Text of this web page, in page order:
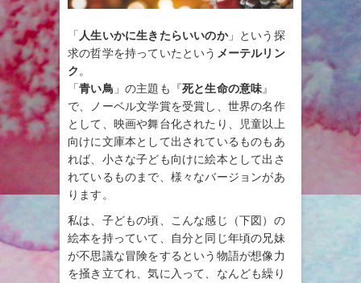
「 人生いかに生きたらいいのか」という探
求の哲学を持っていたという メーテルリン
ク 。
「青い鳥 」の主題も『死と生命の意味』
で、ノーベル文学賞を受賞し、世界の名作
として、映画や舞台化されたり、児童以上
向けに文庫本として出されているものもあ
れば、小さな子ども向けに絵本として出さ
れているものまで、様々なバージョンがあ
ります。
私は、子どもの頃、こんな感じ（下図）の
絵本を持っていて、自分と同じ年頃の兄妹
が不思議な冒険をするという物語が想像力
を掻き立てれ、気に入って、なんども繰り